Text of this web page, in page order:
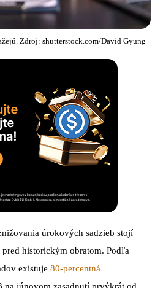
Zdroj: shutterstock.com/David Gyung
úrokových sadzieb stojí
pred historickým obratom. Podľa
existuje 80-percentná